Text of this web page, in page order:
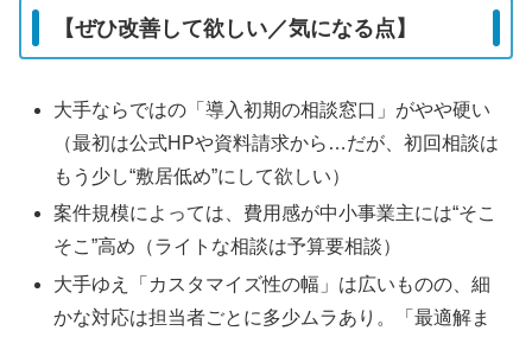
【ぜひ改善して欲しい／気になる点】
大手ならではの「導入初期の相談窓口」がやや硬い
（最初は公式HPや資料請求から…だが、初回相談は
もう少し“敷居低め”にして欲しい）
案件規模によっては、費用感が中小事業主には“そこ
そこ”高め（ライトな相談は予算要相談）
大手ゆえ「カスタマイズ性の幅」は広いものの、細
かな対応は担当者ごとに多少ムラあり。「最適解ま